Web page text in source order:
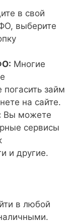
в свой
выберите
Многие
займ
на сайте.
Вы можете
сервисы
и другие.
в любой